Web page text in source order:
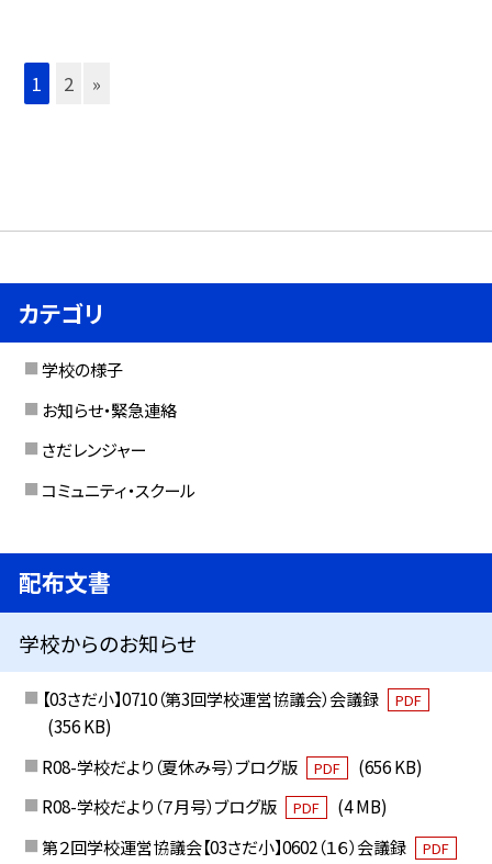
1 2 »
カテゴリ
学校の様子
お知らせ・緊急連絡
さだレンジャー
コミュニティ・スクール
配布文書
学校からのお知らせ
【03さだ小】0710（第3回学校運営協議会）会議録 PDF
(356 KB)
R08-学校だより（夏休み号）ブログ版
PDF
(656 KB)
R08-学校だより（７月号）ブログ版
PDF
(4 MB)
第２回学校運営協議会【03さだ小】0602（１６）会議録
PDF